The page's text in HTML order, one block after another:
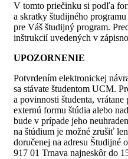
V tomto priečinku si podľa
a skratky študijného
pre Váš študijný program.
inštrukcií uvedených v
UPOZORNENIE
Potvrdením elektronickej
sa stávate študentom UCM.
a povinnosti študenta,
externú formu štúdia alebo
bude v prípade jeho
na štúdium je možné zrušiť
doručenej na adresu Študijné
917 01 Trnava najneskôr do